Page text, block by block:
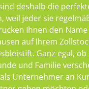
deshalb die
weil jeder sie
Ihnen den
auf Ihrem
Ganz egal, ob
und Familie
Unternehmer an